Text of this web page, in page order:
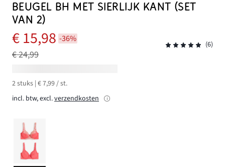
BEUGEL BH MET SIERLIJK KANT (SET
VAN 2)
€ 15,98 -36%
€ 24,99
(6)
2 stuks | € 7,99 / st.
incl. btw, excl.verzendkosten